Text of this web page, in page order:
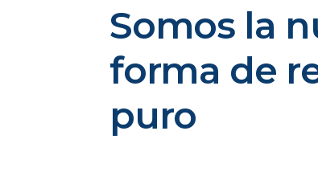
Somos la
forma de
puro